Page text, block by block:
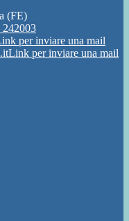
(FE)
242003
per inviare una mail
Link per inviare una mail